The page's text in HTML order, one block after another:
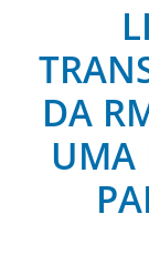
DA
UMA